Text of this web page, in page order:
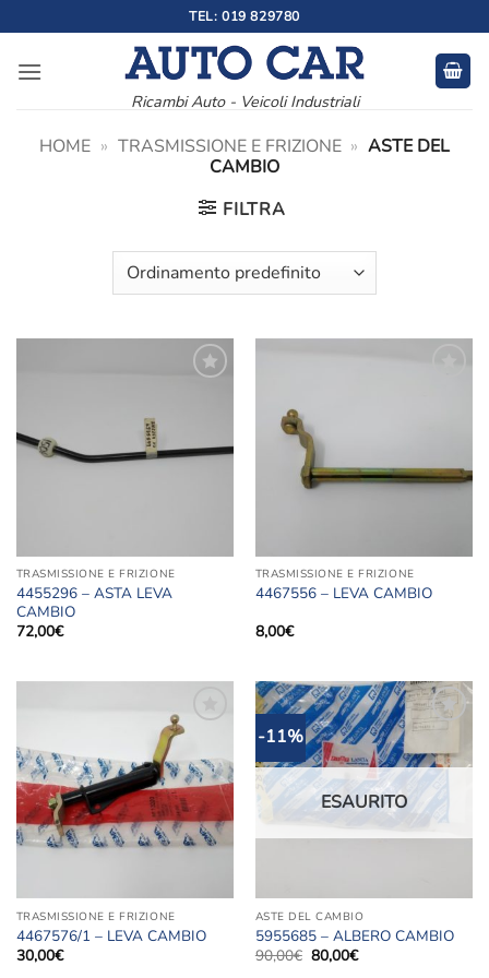
ai
contenuti
TEL: 019 829780
Ricambi Auto - Veicoli Industriali
HOME » TRASMISSIONE E FRIZIONE » ASTE DEL
CAMBIO
FILTRA
TRASMISSIONE E FRIZIONE
4455296 – ASTA LEVA
CAMBIO
72,00€
TRASMISSIONE E FRIZIONE
4467556 – LEVA CAMBIO
8,00€
Aggiungi
dei
desideri
TRASMISSIONE E FRIZIONE
4467576/1 – LEVA CAMBIO
30,00€
-11%
Aggiungi
alla lista
dei
desideri
ESAURITO
ASTE DEL CAMBIO
5955685 – ALBERO CAMBIO
90,00€ Il
prezzo
80,00€Il